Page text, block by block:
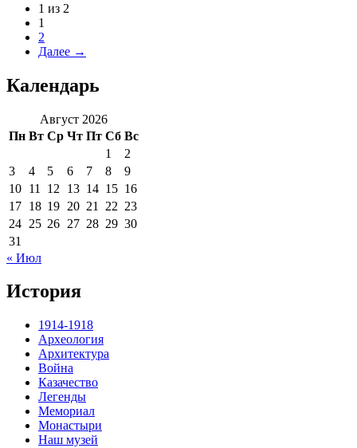
1 из 2
1
2
Далее →
Календарь
Август 2026
Пн Вт Ср Чт Пт Сб Вс
1
2
3
4 5 6 7 8
9
10 11 12 13 14 15 16
17 18 19 20 21 22 23
24 25 26 27 28 29 30
31
« Июл
История
1914-1918
Археология
Архитектура
Война
Казачество
Легенды
Мемориал
Монастыри
Наш музей